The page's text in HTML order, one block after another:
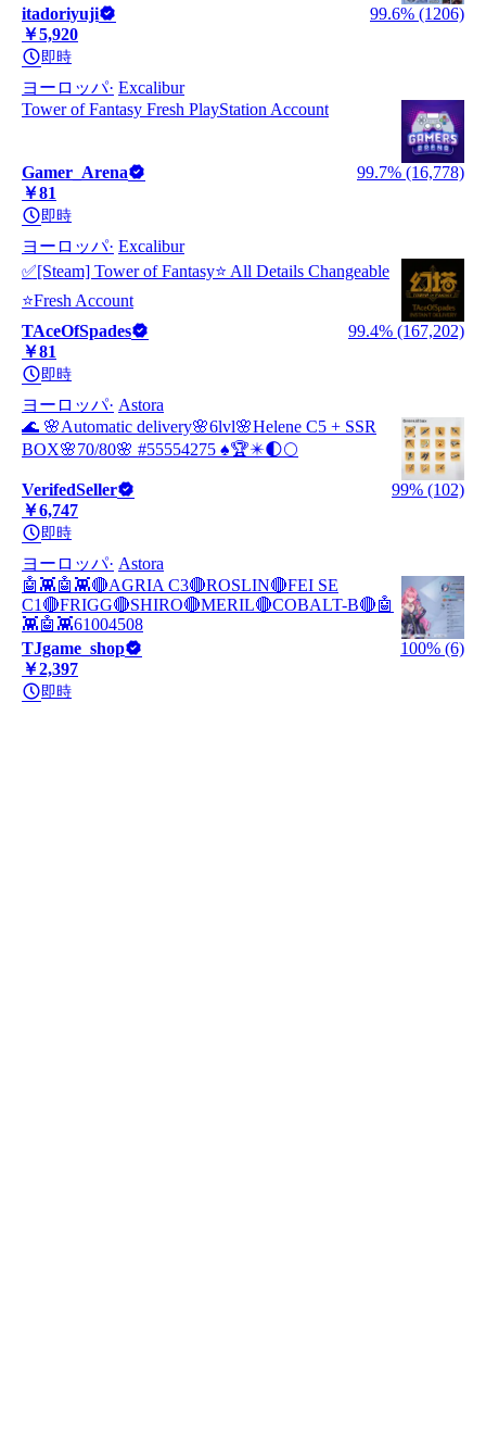
itadoriyuji
99.6% (1206)
￥5,920
即時
ヨーロッパ Excalibur
Tower of Fantasy Fresh PlayStation Account
Gamer_Arena
99.7% (16,778)
￥81
即時
ヨーロッパ Excalibur
✅[Steam] Tower of Fantasy⭐ All Details Changeable
⭐Fresh Account
TAceOfSpades
99.4% (167,202)
￥81
即時
ヨーロッパ Astora
🌊 🌸Automatic delivery🌸6lvl🌸Helene C5 + SSR
BOX🌸70/80🌸 #55554275 ♠️🏆✴️🌓🌕
VerifedSeller
99% (102)
￥6,747
即時
ヨーロッパ Astora
🤖👾🤖👾🔴AGRIA C3🔴ROSLIN🔴FEI SE
С1🔴FRIGG🔴SHIRO🔴MERIL🔴COBALT-B🔴🤖
👾🤖👾61004508
TJgame_shop
100% (6)
￥2,397
即時